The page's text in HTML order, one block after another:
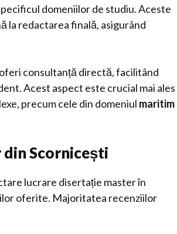
domeniilor de studiu. Aceste
la redactarea finală, asigurând
consultanță directă, facilitând
Acest aspect este crucial mai ales
precum cele din domeniul maritim
Scornicești
lucrare disertație master în
oferite. Majoritatea recenziilor